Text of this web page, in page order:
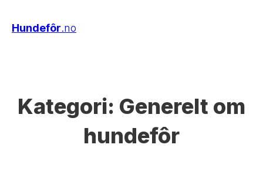
Hundefôr.no
Kategori: Generelt om
hundefôr